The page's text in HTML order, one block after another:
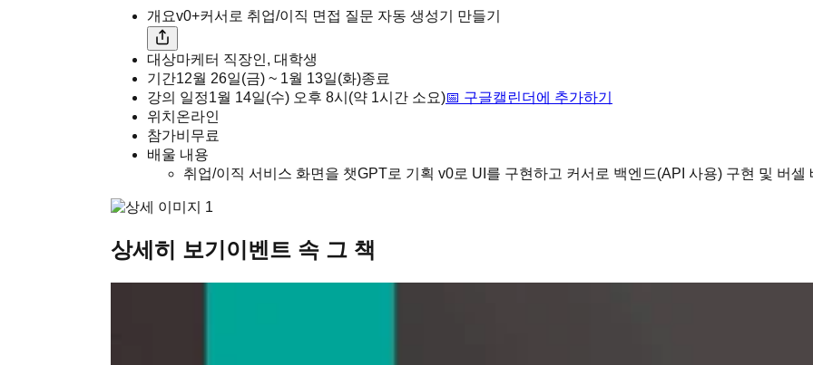
개요v0+커서로 취업/이직 면접 질문 자동 생성기 만들기
대상마케터 직장인, 대학생
기간12월 26일(금) ~ 1월 13일(화)종료
강의 일정1월 14일(수) 오후 8시 (약 1시간 소요)📅 구글캘린더에 추가하기
위치 온라인
참가비 무료
배울 내용
취업/이직 서비스 화면을 챗GPT로 기획 v0로 UI를 구현하고 커서로 백엔드(API 사용) 구현 및 버셀
상세히 보기 이벤트 속 그 책